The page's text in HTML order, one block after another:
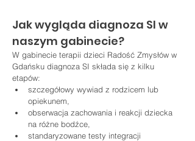
Jak wygląda diagnoza SI w
naszym gabinecie?
W gabinecie terapii dzieci Radość Zmysłów w
Gdańsku diagnoza SI składa się z kilku
etapów:
szczegółowy wywiad z rodzicem lub
opiekunem,
obserwacja zachowania i reakcji dziecka
na różne bodźce,
standaryzowane testy integracji